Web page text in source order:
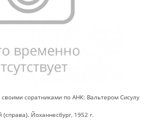
соратниками по АНК: Вальтером Сисулу
Йоханнесбург, 1952 г.